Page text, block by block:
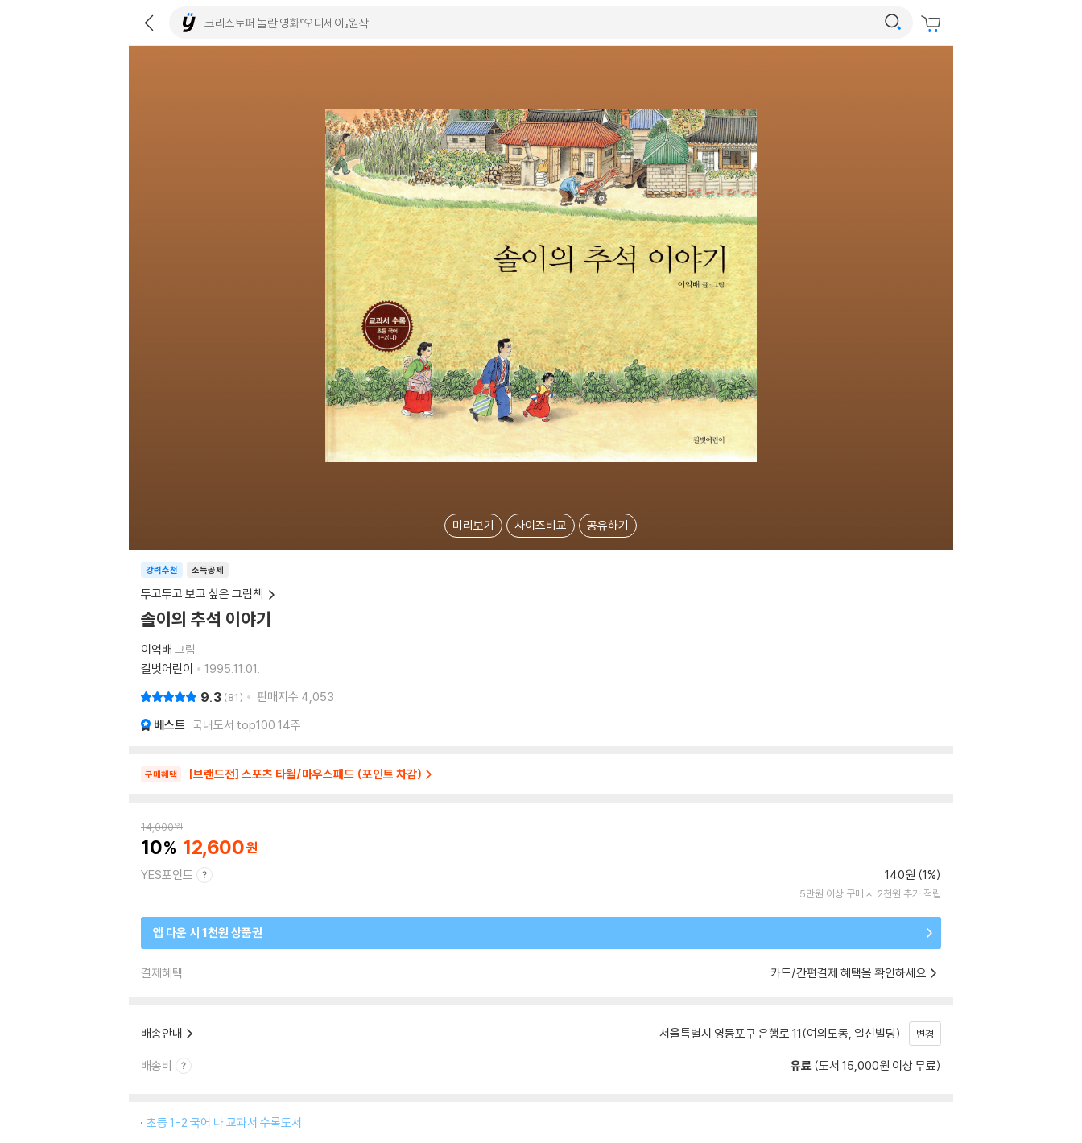
미리보기 사이즈비교 공유하기
소득공제
강력추천
두고두고 보고 싶은 그림책
솔이의 추석 이야기
이억배 그림
길벗어린이
1995.11.01.
9.3 81 판매지수 4,053
베스트 국내도서 top100 14주
구매혜택 [브랜드전] 스포츠 타월/마우스패드 (포인트 차감)
14,000원
10 12,600
YES포인트 140원 (1%)
5만원 이상 구매 시 2천원 추가 적립
앱 다운 시 1천원 상품권
결제혜택 카드/간편결제 혜택을 확인하세요
배송안내 서울특별시 영등포구 은행로 11(여의도동, 일신빌딩) 변경
배송비 유료 (도서 15,000원 이상 무료)
초등 1-2 국어 나 교과서 수록도서